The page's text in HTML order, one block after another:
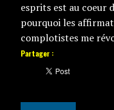
esprits est au coeur
pourquoi les
complotistes me
Partager :